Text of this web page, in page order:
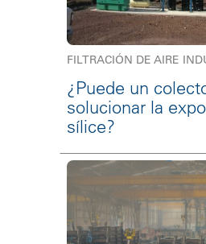
FILTRACIÓN DE AIRE
¿Puede un
solucionar la
sílice?